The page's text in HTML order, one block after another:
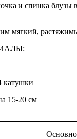
блузы
мягкий,
катушки
15-20 см